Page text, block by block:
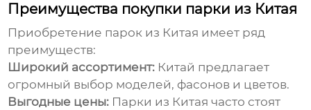
Преимущества покупки парки из Китая
Приобретение парок из Китая имеет ряд
преимуществ:
Широкий ассортимент: Китай предлагает
огромный выбор моделей, фасонов и цветов.
Выгодные цены: Парки из Китая часто стоят